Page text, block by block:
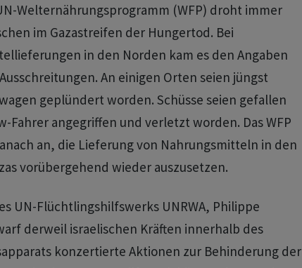
Welternährungsprogramm (WFP) droht immer
im Gazastreifen der Hungertod. Bei
in den Norden kam es den Angaben
An einigen Orten seien jüngst
geplündert worden. Schüsse seien gefallen
Fahrer angegriffen und verletzt worden. Das WFP
an, die Lieferung von Nahrungsmitteln in den
vorübergehend wieder auszusetzen.
UN-Flüchtlingshilfswerks UNRWA, Philippe
derweil israelischen Kräften innerhalb des
konzertierte Aktionen zur Behinderung der